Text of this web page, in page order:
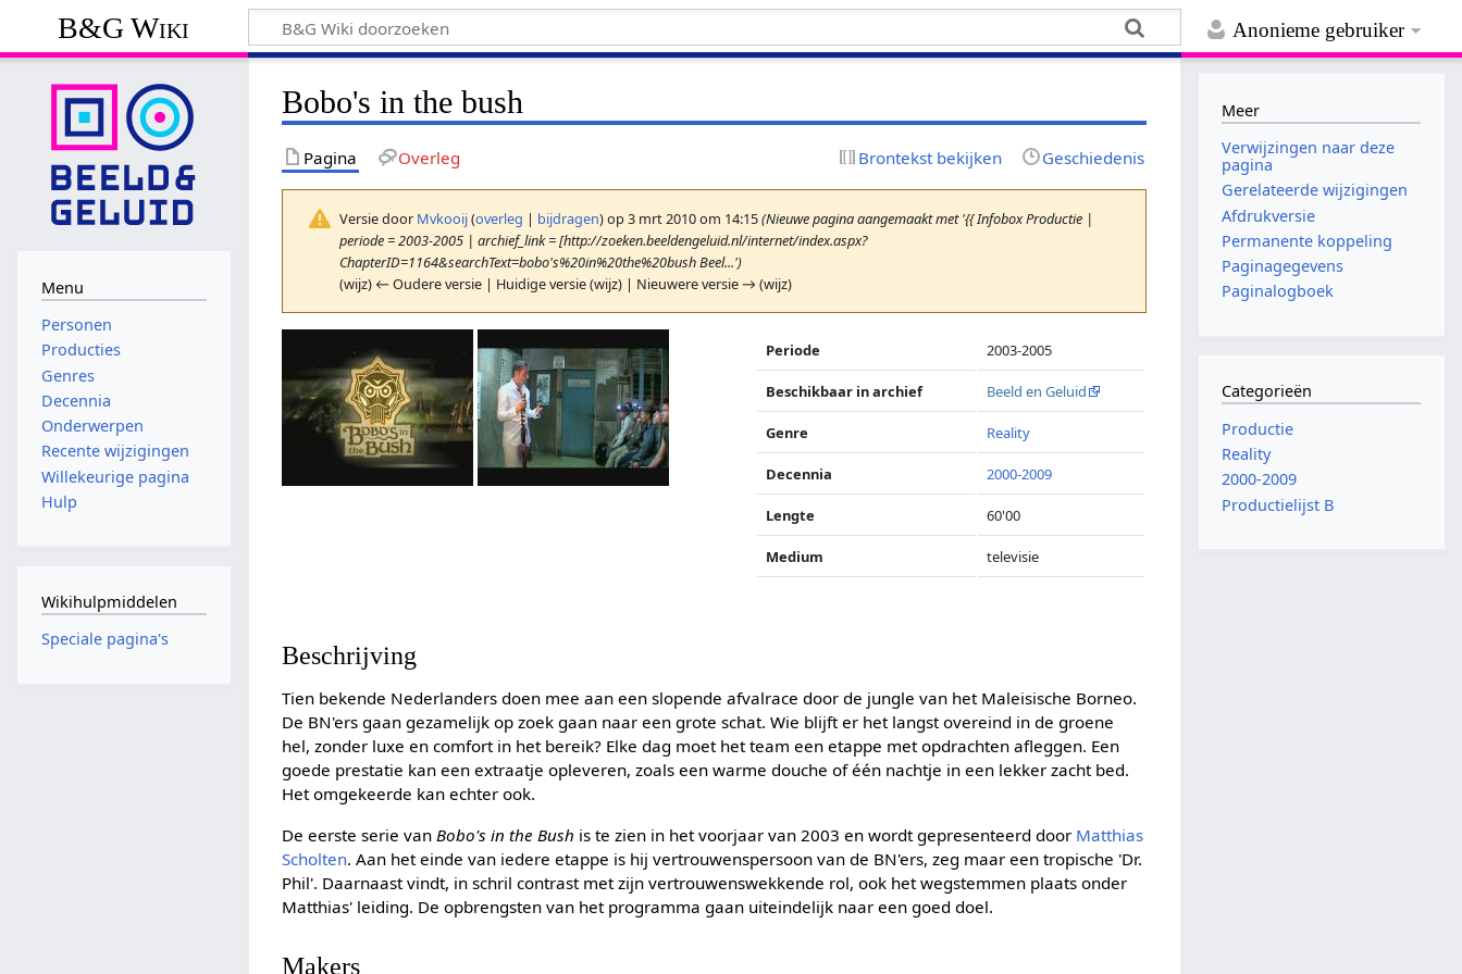
Anonieme gebruiker
B&G Wiki
Bobo's in the bush
Pagina Overleg Brontekst bekijken Geschiedenis
Versie door Mvkooij(overleg | bijdragen)op 3 mrt 2010 om 14:15(Nieuwe pagina aangemaakt met '{{ Infobox Productie |
periode = 2003-2005 | archief_link = [http://zoeken.beeldengeluid.nl/internet/index.aspx?
ChapterID=1164&searchText=bobo's%20in%20the%20bush Beel...')
(wijz) ← Oudere versie | Huidige versie (wijz) | Nieuwere versie → (wijz)
Periode 2003-2005
Beschikbaar in archief Beeld en Geluid
Genre Reality
Decennia 2000-2009
Lengte 60'00
Medium televisie
Beschrijving
Tien bekende Nederlanders doen mee aan een slopende afvalrace door de jungle van het Maleisische Borneo.
De BN'ers gaan gezamelijk op zoek gaan naar een grote schat. Wie blijft er het langst overeind in de groene
hel, zonder luxe en comfort in het bereik? Elke dag moet het team een etappe met opdrachten afleggen. Een
goede prestatie kan een extraatje opleveren, zoals een warme douche of één nachtje in een lekker zacht bed.
Het omgekeerde kan echter ook.
De eerste serie van Bobo's in the Bush is te zien in het voorjaar van 2003 en wordt gepresenteerd door Matthias
Scholten. Aan het einde van iedere etappe is hij vertrouwenspersoon van de BN'ers, zeg maar een tropische 'Dr.
Phil'. Daarnaast vindt, in schril contrast met zijn vertrouwenswekkende rol, ook het wegstemmen plaats onder
Matthias' leiding. De opbrengsten van het programma gaan uiteindelijk naar een goed doel.
Makers
Menu
Personen
Producties
Genres
Decennia
Onderwerpen
Recente wijzigingen
Willekeurige pagina
Hulp
Wikihulpmiddelen
Speciale pagina's
Meer
Verwijzingen naar deze
pagina
Gerelateerde wijzigingen
Afdrukversie
Permanente koppeling
Paginagegevens
Paginalogboek
Categorieën
Productie
Reality
2000-2009
Productielijst B